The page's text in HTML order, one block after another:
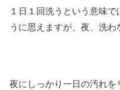
１日１回洗うという意味
うに思えますが、夜、洗わ
夜にしっかり一日の汚れを